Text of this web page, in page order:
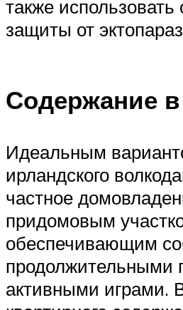
также использовать
защиты от
Содержание
Идеальным
ирландского
частное
придомовым
обеспечивающим
продолжительными
активными играми.